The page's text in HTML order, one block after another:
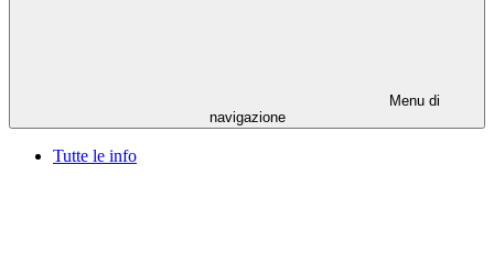
Menu di
navigazione
Tutte le info